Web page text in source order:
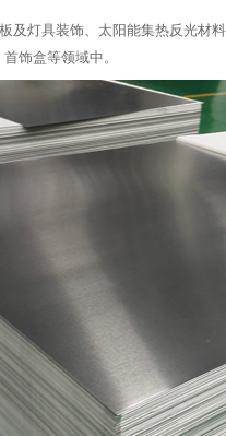
及灯具装饰、太阳能集热反光材
饰盒等领域中。